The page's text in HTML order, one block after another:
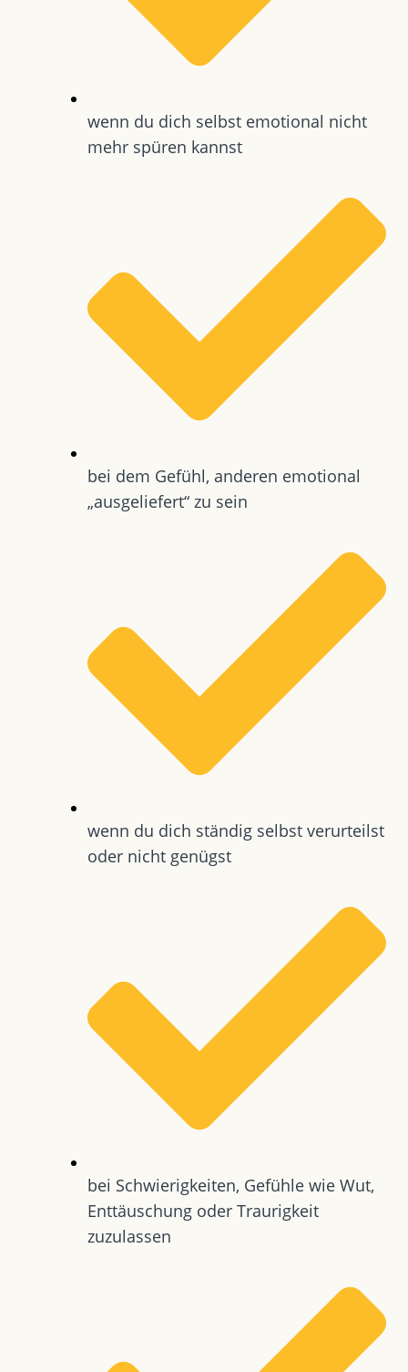
wenn du dich selbst emotional nicht
mehr spüren kannst
bei dem Gefühl, anderen emotional
„ausgeliefert“ zu sein
wenn du dich ständig selbst verurteilst
oder nicht genügst
bei Schwierigkeiten, Gefühle wie Wut,
Enttäuschung oder Traurigkeit
zuzulassen